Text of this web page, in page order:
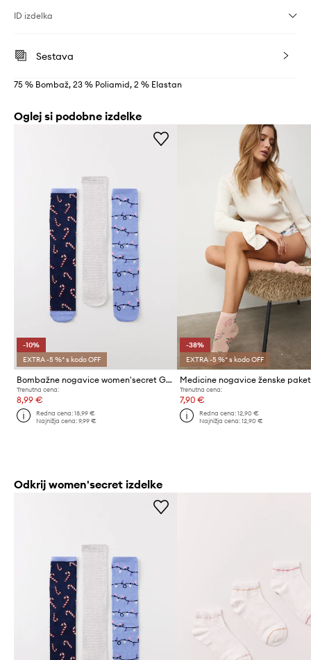
ID izdelka
Sestava
75 % Bombaž, 23 % Poliamid, 2 % Elastan
Oglej si podobne izdelke
-10%
EXTRA -5 %* s kodo OFF
Bombažne nogavice women'secret GENERIC SOCKS PACKS 3-pack
Trenutna cena:
8,99 €
Redna cena:18,99 €
Najnižja cena:9,99 €
-38%
EXTRA -5 %* s kodo OFF
Trenutna cena:
7,90 €
Redna cena: 12,90 €
Najnižja cena: 12,90 €
Odkrij women'secret izdelke